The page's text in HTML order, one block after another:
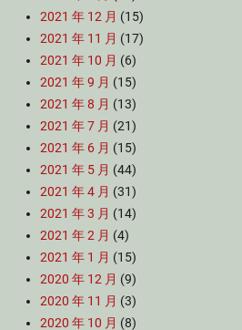
2021 年 12 月 (15)
2021 年 11 月 (17)
2021 年 10 月 (6)
2021 年 9 月 (15)
2021 年 8 月 (13)
2021 年 7 月 (21)
2021 年 6 月 (15)
2021 年 5 月 (44)
2021 年 4 月 (31)
2021 年 3 月 (14)
2021 年 2 月 (4)
2021 年 1 月 (15)
2020 年 12 月 (9)
2020 年 11 月 (3)
2020 年 10 月 (8)